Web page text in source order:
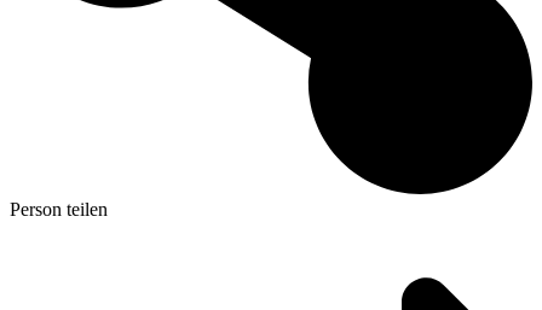
Person teilen